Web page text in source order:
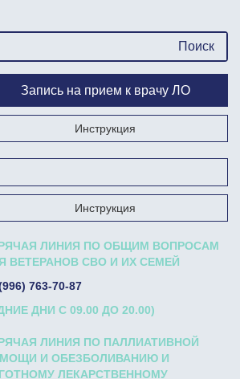
Запись на прием к врачу ЛО
Инструкция
Инструкция
ЛИНИЯ ПО ОБЩИМ ВОПРОСАМ
ВЕТЕРАНОВ СВО И ИХ СЕМЕЙ
763-70-87
ДНИ С 09.00 ДО 20.00)
ЛИНИЯ ПО ПАЛЛИАТИВНОЙ
И ОБЕЗБОЛИВАНИЮ И
ЛЕКАРСТВЕННОМУ